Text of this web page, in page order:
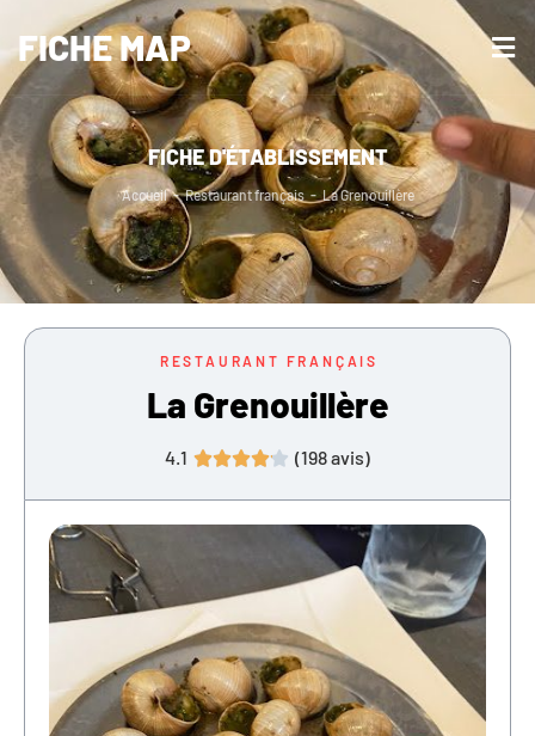
FICHE MAP
FICHE D'ÉTABLISSEMENT
Accueil - Restaurant français - La Grenouillère
RESTAURANT FRANÇAIS
La Grenouillère
4.1  (198avis)